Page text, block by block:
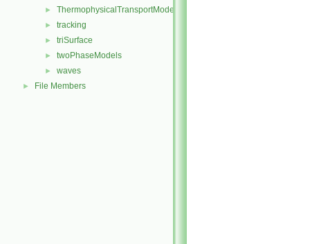
► ThermophysicalTransportModels
► tracking
► triSurface
► twoPhaseModels
► waves
► File Members